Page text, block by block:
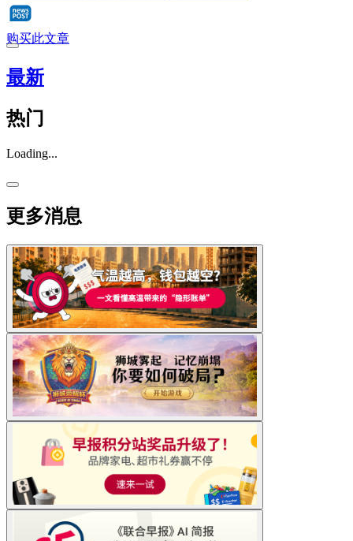
购买此文章
最新
热门
Loading...
更多消息